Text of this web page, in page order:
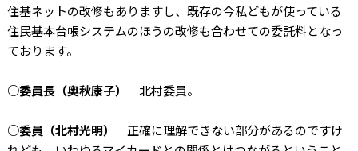
住基ネットの改修もありますし、既存の今私どもが使っている
住民基本台帳システムのほうの改修も合わせての委託料となっ
ております。
○委員長（奥秋康子） 北村委員。
○委員（北村光明）
正確に理解できない部分があるのですけ